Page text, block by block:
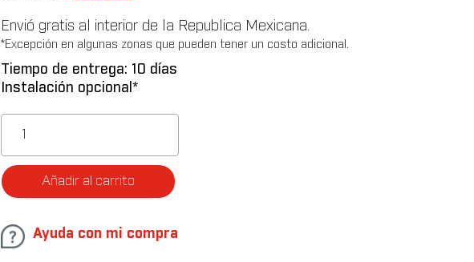
was:
$109,038.
is:
$87,230.
Envió gratis al interior de la Republica Mexicana.
*Excepción en algunas zonas que pueden tener un costo adicional.
Tiempo de entrega: 10 días
Instalación opcional*
TF30
con
consola
XIR
Añadir al carrito
Ayuda con mi compra